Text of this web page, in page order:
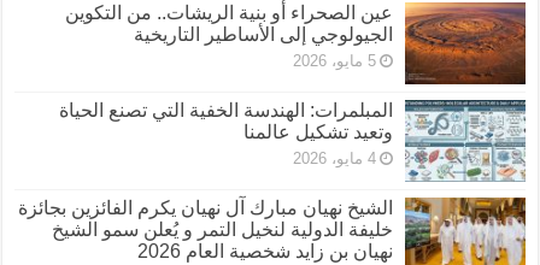
عين الصحراء أو بنية الريشات.. من التكوين
الجيولوجي إلى الأساطير التاريخية
5 مايو، 2026
المبلمرات: الهندسة الخفية التي تصنع الحياة
وتعيد تشكيل عالمنا
4 مايو، 2026
الشيخ نهيان مبارك آل نهيان يكرم الفائزين بجائزة
خليفة الدولية لنخيل التمر و يُعلن سمو الشيخ
نهيان بن زايد شخصية العام 2026